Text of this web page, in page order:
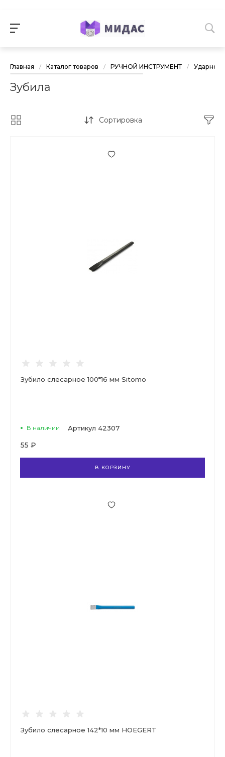
Главная / Каталог товаров / РУЧНОЙ ИНСТРУМЕНТ / Ударно-
Зубила
Сортировка
Зубило слесарное 100*16 мм Sitomo
В наличии Артикул 42307
55 ₽
В КОРЗИНУ
Зубило слесарное 142*10 мм HOEGERT